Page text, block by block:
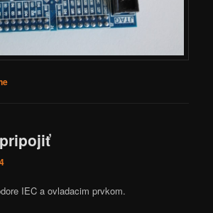
IEC a ovladacim prvkom.